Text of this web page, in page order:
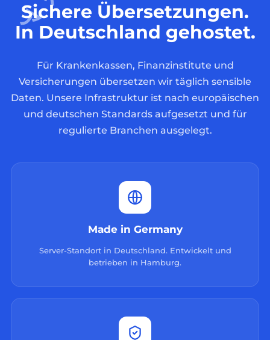
Sichere Übersetzungen.
In Deutschland gehostet.
Für Krankenkassen, Finanzinstitute und
Versicherungen übersetzen wir täglich sensible
Daten. Unsere Infrastruktur ist nach europäischen
und deutschen Standards aufgesetzt und für
regulierte Branchen ausgelegt.
Made in Germany
Server-Standort in Deutschland. Entwickelt und
betrieben in Hamburg.